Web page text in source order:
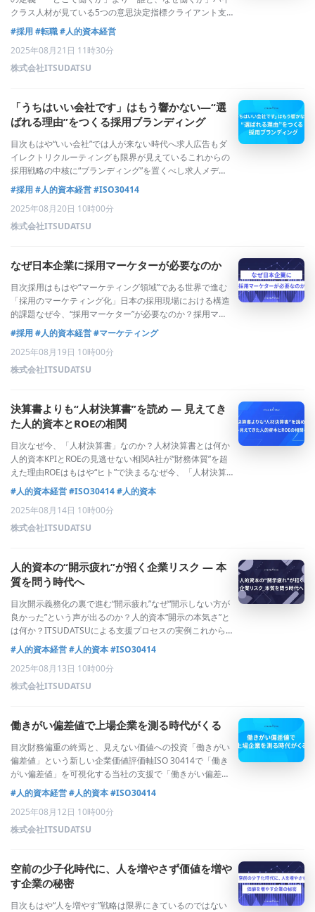
クラス人材が見ている5つの意思決定指標クライアント支
援事例 ─ なぜオファー辞退が続いたのか？私たちが行った
3つの支援ステップ成果とインパクト転職3.0時代に企業が
すべき“採用の思想”再設
#採用#転職#人的資本経営
2025年08月21日 11時30分
株式会社ITSUDATSU
「うちはいい会社です」はもう響かない―“選
ばれる理由”をつくる採用ブランディング
目次もはや“いい会社”では人が来ない時代へ求人広告もダ
イレクトリクルーティングも限界が見えているこれからの
採用戦略の中核に“ブランディング”を置くべし求人メディ
アに頼らない採用戦略“誰にどう響かせるか”を設計する時
代へもはや“いい会社”では人が来ない時代へかつて採用の
場では「当社はいい会社です」「大
#採用#人的資本経営#ISO30414
2025年08月20日 10時00分
株式会社ITSUDATSU
なぜ日本企業に採用マーケターが必要なのか
目次採用はもはや“マーケティング領域”である世界で進む
「採用のマーケティング化」日本の採用現場における構造
的課題なぜ今、“採用マーケター”が必要なのか？採用マー
ケターを導入したあるEC企業の変化採用は“人事”だけの問
題ではない採用はもはや“マーケティング領域”である日本
の採用現場では、求人広告を出し
#採用#人的資本経営#マーケティング
2025年08月19日 10時00分
株式会社ITSUDATSU
決算書よりも“人材決算書”を読め ― 見えてき
た人的資本とROEの相関
目次なぜ今、「人材決算書」なのか？人材決算書とは何か
人的資本KPIとROEの見逃せない相関A社が“財務体質”を超
えた理由ROEはもはや“ヒト”で決まるなぜ今、「人材決算
書」なのか？企業の真の実力は財務諸表だけでは測れない
――近年、この考え方が経営の世界で急速に広まりつつあ
ります。従来の貸借対照表や損
#人的資本経営#ISO30414#人的資本
2025年08月14日 10時00分
株式会社ITSUDATSU
人的資本の“開示疲れ”が招く企業リスク ― 本
質を問う時代へ
目次開示義務化の裏で進む“開示疲れ”なぜ“開示しない方が
良かった”という声が出るのか？人的資本“開示の本気さ”と
は何か？ITSUDATSUによる支援プロセスの実例これから
の人的資本開示に必要な視点本質を問う時代へ ―「人的資
本を問われる企業」になる覚悟開示義務化の裏で進む“開示
疲れ”近年、「人的資本
#人的資本経営#人的資本#ISO30414
2025年08月13日 10時00分
株式会社ITSUDATSU
働きがい偏差値で上場企業を測る時代がくる
目次財務偏重の終焉と、見えない価値への投資「働きがい
偏差値」という新しい企業価値評価軸ISO 30414で「働き
がい偏差値」を可視化する当社の支援で「働きがい偏差
値」が変わった企業の事例働きがいは“主観”ではなく“戦略
資産”上場企業の新たな信頼指標としての「働きがい偏差
値」財務偏重の終焉と、見えない
#人的資本経営#人的資本#ISO30414
2025年08月12日 10時00分
株式会社ITSUDATSU
空前の少子化時代に、人を増やさず価値を増や
す企業の秘密
目次もはや“人を増やす”戦略は限界にきているのではない